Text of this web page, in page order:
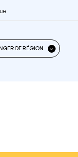
DE RÉGION